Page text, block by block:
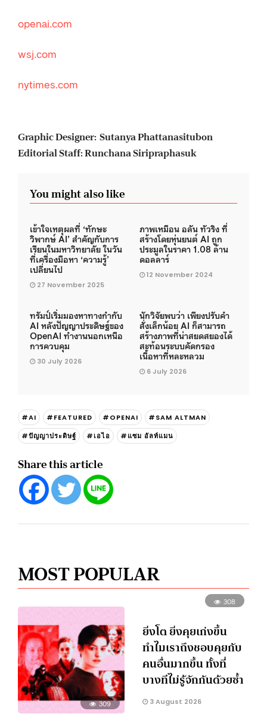
openai.com
wsj.com
nytimes.com
Graphic Designer: Sutanya Phattanasitubon
Editorial Staff: Runchana Siripraphasuk
You might also like
เข้าใจเหตุผลที่ ‘ทักษะ
วิพากษ์ AI’ สำคัญกับการ
เรียนในมหาวิทยาลัย ในวัน
ที่เครื่องมือหา ‘ความรู้’
เปลี่ยนไป
27 November 2025
ภาพเหมือน อลัน ทัวริง ที่
สร้างโดยหุ่นยนต์ AI ถูก
ประมูลในราคา 1.08 ล้าน
ดอลลาร์
12 November 2024
ทรัมป์เริ่มมองหาทางกำกับ
AI หลังปัญญาประดิษฐ์ของ
OpenAI ทำงานนอกเหนือ
การควบคุม
30 July 2026
นักวิจัยพบว่า เพียงปรับคำ
สั่งเล็กน้อย AI ก็สามารถ
สร้างภาพที่น่าสยดสยองได้
สะท้อนระบบคัดกรอง
เนื้อหาที่หละหลวม
6 July 2026
#AI #FEATURED #OPENAI
#SAM ALTMAN
#ปัญญาประดิษฐ์
#เอไอ #แซม อัลท์แมน
Share this article
MOST POPULAR
309
308
ยิ่งโต ยิ่งคุยเก่งขึ้น
ทำไมเราถึงชอบคุยกับ
คนอื่นมากขึ้น ทั้งที่
บางทีไม่รู้จักกันด้วยซ้ำ
3 August 2026